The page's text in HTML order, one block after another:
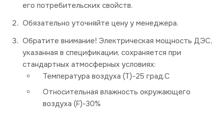
его потребительских свойств.
Обязательно уточняйте цену у менеджера.
Обратите внимание! Электрическая мощность ДЭС,
указанная в спецификации, сохраняется при
стандартных атмосферных условиях:
Температура воздуха (Т)-25 град.С
Относительная влажность окружающего
воздуха (F)-30%